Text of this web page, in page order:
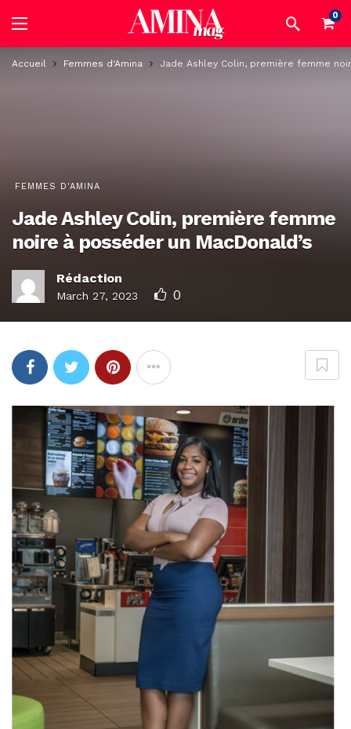
0
Accueil Femmes d'Amina Jade Ashley Colin, première femme
FEMMES D'AMINA
Jade Ashley Colin, première femme
noire à posséder un MacDonald’s
Rédaction
March 27, 2023 0